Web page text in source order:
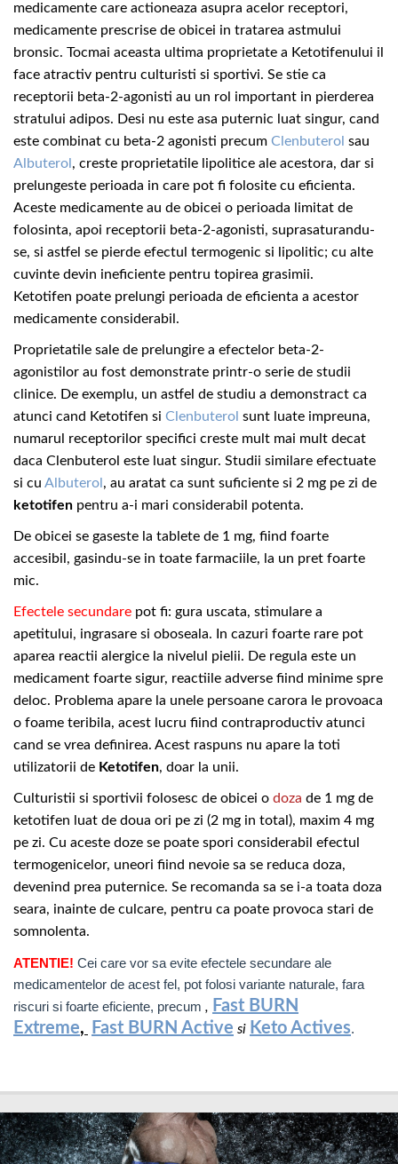
medicamente care actioneaza asupra acelor receptori,
medicamente prescrise de obicei in tratarea astmului
bronsic. Tocmai aceasta ultima proprietate a Ketotifenului il
face atractiv pentru culturisti si sportivi. Se stie ca
receptorii beta-2-agonisti au un rol important in pierderea
stratului adipos. Desi nu este asa puternic luat singur, cand
este combinat cu beta-2 agonisti precum Clenbuterol sau
Albuterol , creste proprietatile lipolitice ale acestora, dar si
prelungeste perioada in care pot fi folosite cu eficienta.
Aceste medicamente au de obicei o perioada limitat de
folosinta, apoi receptorii beta-2-agonisti, suprasaturandu-
se, si astfel se pierde efectul termogenic si lipolitic; cu alte
cuvinte devin ineficiente pentru topirea grasimii.
Ketotifen poate prelungi perioada de eficienta a acestor
medicamente considerabil.
Proprietatile sale de prelungire a efectelor beta-2-
agonistilor au fost demonstrate printr-o serie de studii
clinice. De exemplu, un astfel de studiu a demonstract ca
atunci cand Ketotifen si Clenbuterol sunt luate impreuna,
numarul receptorilor specifici creste mult mai mult decat
daca Clenbuterol este luat singur. Studii similare efectuate
si cu Albuterol , au aratat ca sunt suficiente si 2 mg pe zi de
ketotifen pentru a-i mari considerabil potenta.
De obicei se gaseste la tablete de 1 mg, fiind foarte
accesibil, gasindu-se in toate farmaciile, la un pret foarte
mic.
Efectele secundare pot fi: gura uscata, stimulare a
apetitului, ingrasare si oboseala. In cazuri foarte rare pot
aparea reactii alergice la nivelul pielii. De regula este un
medicament foarte sigur, reactiile adverse fiind minime spre
deloc. Problema apare la unele persoane carora le provoaca
o foame teribila, acest lucru fiind contraproductiv atunci
cand se vrea definirea. Acest raspuns nu apare la toti
utilizatorii de Ketotifen, doar la unii.
Culturistii si sportivii folosesc de obicei o doza de 1 mg de
ketotifen luat de doua ori pe zi (2 mg in total), maxim 4 mg
pe zi. Cu aceste doze se poate spori considerabil efectul
termogenicelor, uneori fiind nevoie sa se reduca doza,
devenind prea puternice. Se recomanda sa se i-a toata doza
seara, inainte de culcare, pentru ca poate provoca stari de
somnolenta.
ATENTIE! Cei care vor sa evite efectele secundare ale
medicamentelor de acest fel, pot folosi variante naturale, fara
riscuri si foarte eficiente, precum , Fast BURN
Extreme, Fast BURN Active si Keto Actives.